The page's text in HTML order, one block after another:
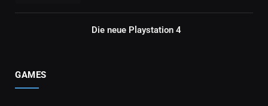
Die neue Playstation 4
GAMES